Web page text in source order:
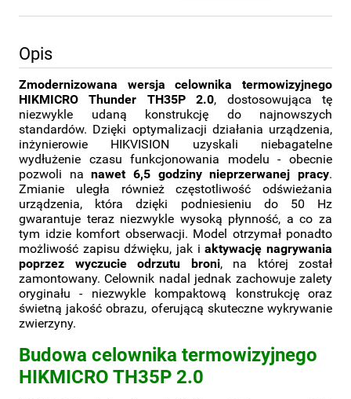
Opis
Zmodernizowana wersja celownika termowizyjnego
HIKMICRO Thunder TH35P 2.0, dostosowująca tę
niezwykle udaną konstrukcję do najnowszych
standardów. Dzięki optymalizacji działania urządzenia,
inżynierowie HIKVISION uzyskali niebagatelne
wydłużenie czasu funkcjonowania modelu - obecnie
pozwoli na nawet 6,5 godziny nieprzerwanej pracy.
Zmianie uległa również częstotliwość odświeżania
urządzenia, która dzięki podniesieniu do 50 Hz
gwarantuje teraz niezwykle wysoką płynność, a co za
tym idzie komfort obserwacji. Model otrzymał ponadto
możliwość zapisu dźwięku, jak iaktywację nagrywania
poprzez wyczucie odrzutu broni, na której został
zamontowany. Celownik nadal jednak zachowuje zalety
oryginału - niezwykle kompaktową konstrukcję oraz
świetną jakość obrazu, oferującą skuteczne wykrywanie
zwierzyny.
Budowa celownika termowizyjnego
HIKMICRO TH35P 2.0